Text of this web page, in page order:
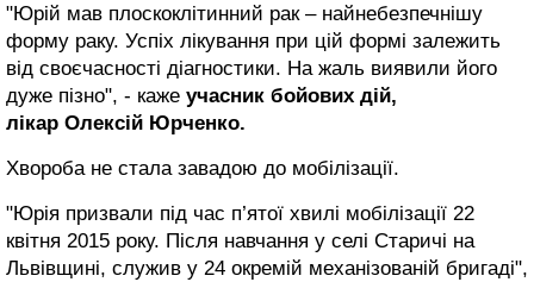
"Юрій мав плоскоклітинний рак – найнебезпечнішу
форму раку. Успіх лікування при цій формі залежить
від своєчасності діагностики. На жаль виявили його
дуже пізно", - каже учасник бойових дій,
лікар Олексій Юрченко.
Хвороба не стала завадою до мобілізації.
"Юрія призвали під час п’ятої хвилі мобілізації 22
квітня 2015 року. Після навчання у селі Старичі на
Львівщині, служив у 24 окремій механізованій бригаді",